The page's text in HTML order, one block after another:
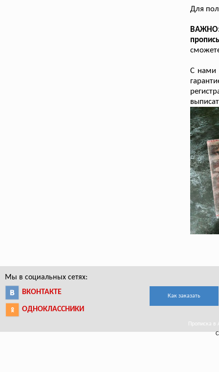
Для
С нами
Мы в социальных сетях:
ВКОНТАКТЕ
ОДНОКЛАССНИКИ
Как заказать
Прописка в